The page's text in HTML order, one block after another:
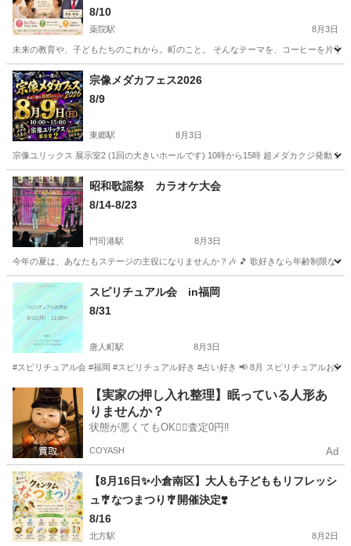
8/10
薬院駅 8月3日
未来の教育や、子どもたちのこれから。町のこと。 そんなテーマを、コーヒーを片手
福岡 福岡市 薬院駅
宗像メダカフェス2026
8/9
東郷駅 8月3日
宗像ユリックス 展示室2 (1回の大きいホールです) 10時から15時 超メダカクジ発動 1
福岡 宗像市 東郷駅 地域/お祭り メダカ
昭和歌謡祭 カラオケ大会
8/14-8/23
門司港駅 8月3日
今年の夏は、あなたもステージの主役になりませんか？🎶 🎵 歌好きなら年齢制限な
福岡 北九州市 門司港駅 地域/お祭り
スピリチュアル会 in福岡
8/31
唐人町駅 8月3日
#スピリチュアル会 #福岡 #スピリチュアル好き #占い好き 📢 8月 スピリチュアルお
福岡 福岡市 唐人町駅 地域/お祭り スピリチュアル
【実家の押し入れ整理】眠っている人形あ
りませんか？
状態が悪くてもOK🙆‍♀️査定0円‼️
COYASH Ad
【8月16日✨小倉南区】大人も子どももリフレッシ
ュ🎐なつまつり🎐開催決定❣️
8/16
北方駅 8月2日